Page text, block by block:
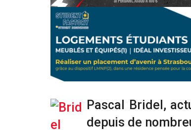
Pascal Bridel,
depuis de